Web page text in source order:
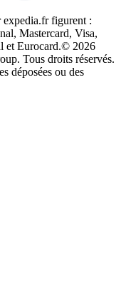
expedia.fr figurent :
Mastercard, Visa,
et Eurocard.© 2026
Tous droits réservés.
déposées ou des